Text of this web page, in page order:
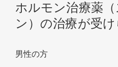
ホルモン治療薬
ン）の治療が受
男性の方